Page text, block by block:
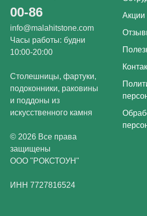
00-86
info@malahitstone.com
Часы работы: будни
10:00-20:00
Столешницы, фартуки,
подоконники, раковины
и поддоны из
искусственного камня
© 2026 Все права
защищены
ООО "РОКСТОУН"
ИНН 7727816524
Акции